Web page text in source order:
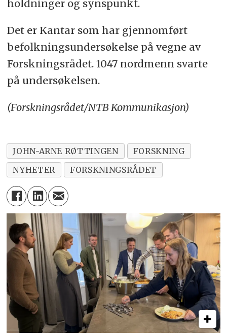
holdninger og synspunkt.
Det er Kantar som har gjennomført
befolkningsundersøkelse på vegne av
Forskningsrådet. 1047 nordmenn svarte
på undersøkelsen.
(Forskningsrådet/NTB Kommunikasjon)
JOHN-ARNE RØTTINGEN
FORSKNING
NYHETER
FORSKNINGSRÅDET